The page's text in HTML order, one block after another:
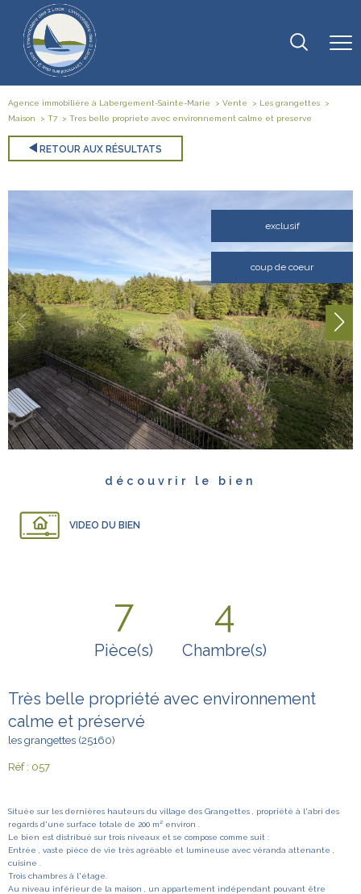
Agence immobilière à Labergement-Sainte-Marie Vente
Les grangettes
Maison
T7 Tres belle propriete avec environnement calme et preserve
RETOUR AUX RÉSULTATS
exclusif
coup de coeur
découvrir le bien
VIDEO DU BIEN
7
Pièce(s)
4
Chambre(s)
Très belle propriété avec environnement
calme et préservé
les grangettes (25160)
Réf : 057
Située sur les dernières hauteurs du village des Grangettes , propriété à l'abri des
regards d'une surface totale de 200 m² environ .
Le bien est distribué sur trois niveaux et se compose comme suit :
Entrée , vaste pièce de vie très agréable et lumineuse avec véranda attenante ,
cuisine .
Trois chambres à l'étage.
Au niveau inférieur de la maison , un appartement indépendant pouvant être